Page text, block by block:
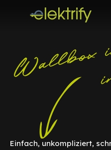
Einfach, unkompliziert,